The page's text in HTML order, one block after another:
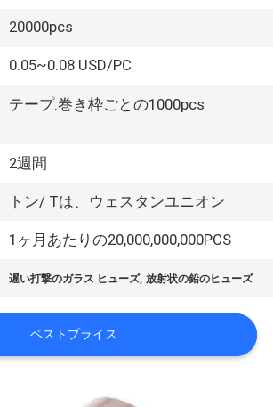
20000pcs
0.05~0.08 USD/PC
テープ:巻き枠ごとの1000pcs
2週間
トン/ Tは、ウェスタンユニオン
1ヶ月あたりの20,000,000,000PCS
遅い打撃のガラス ヒューズ,放射状の鉛のヒューズ
ベストプライス